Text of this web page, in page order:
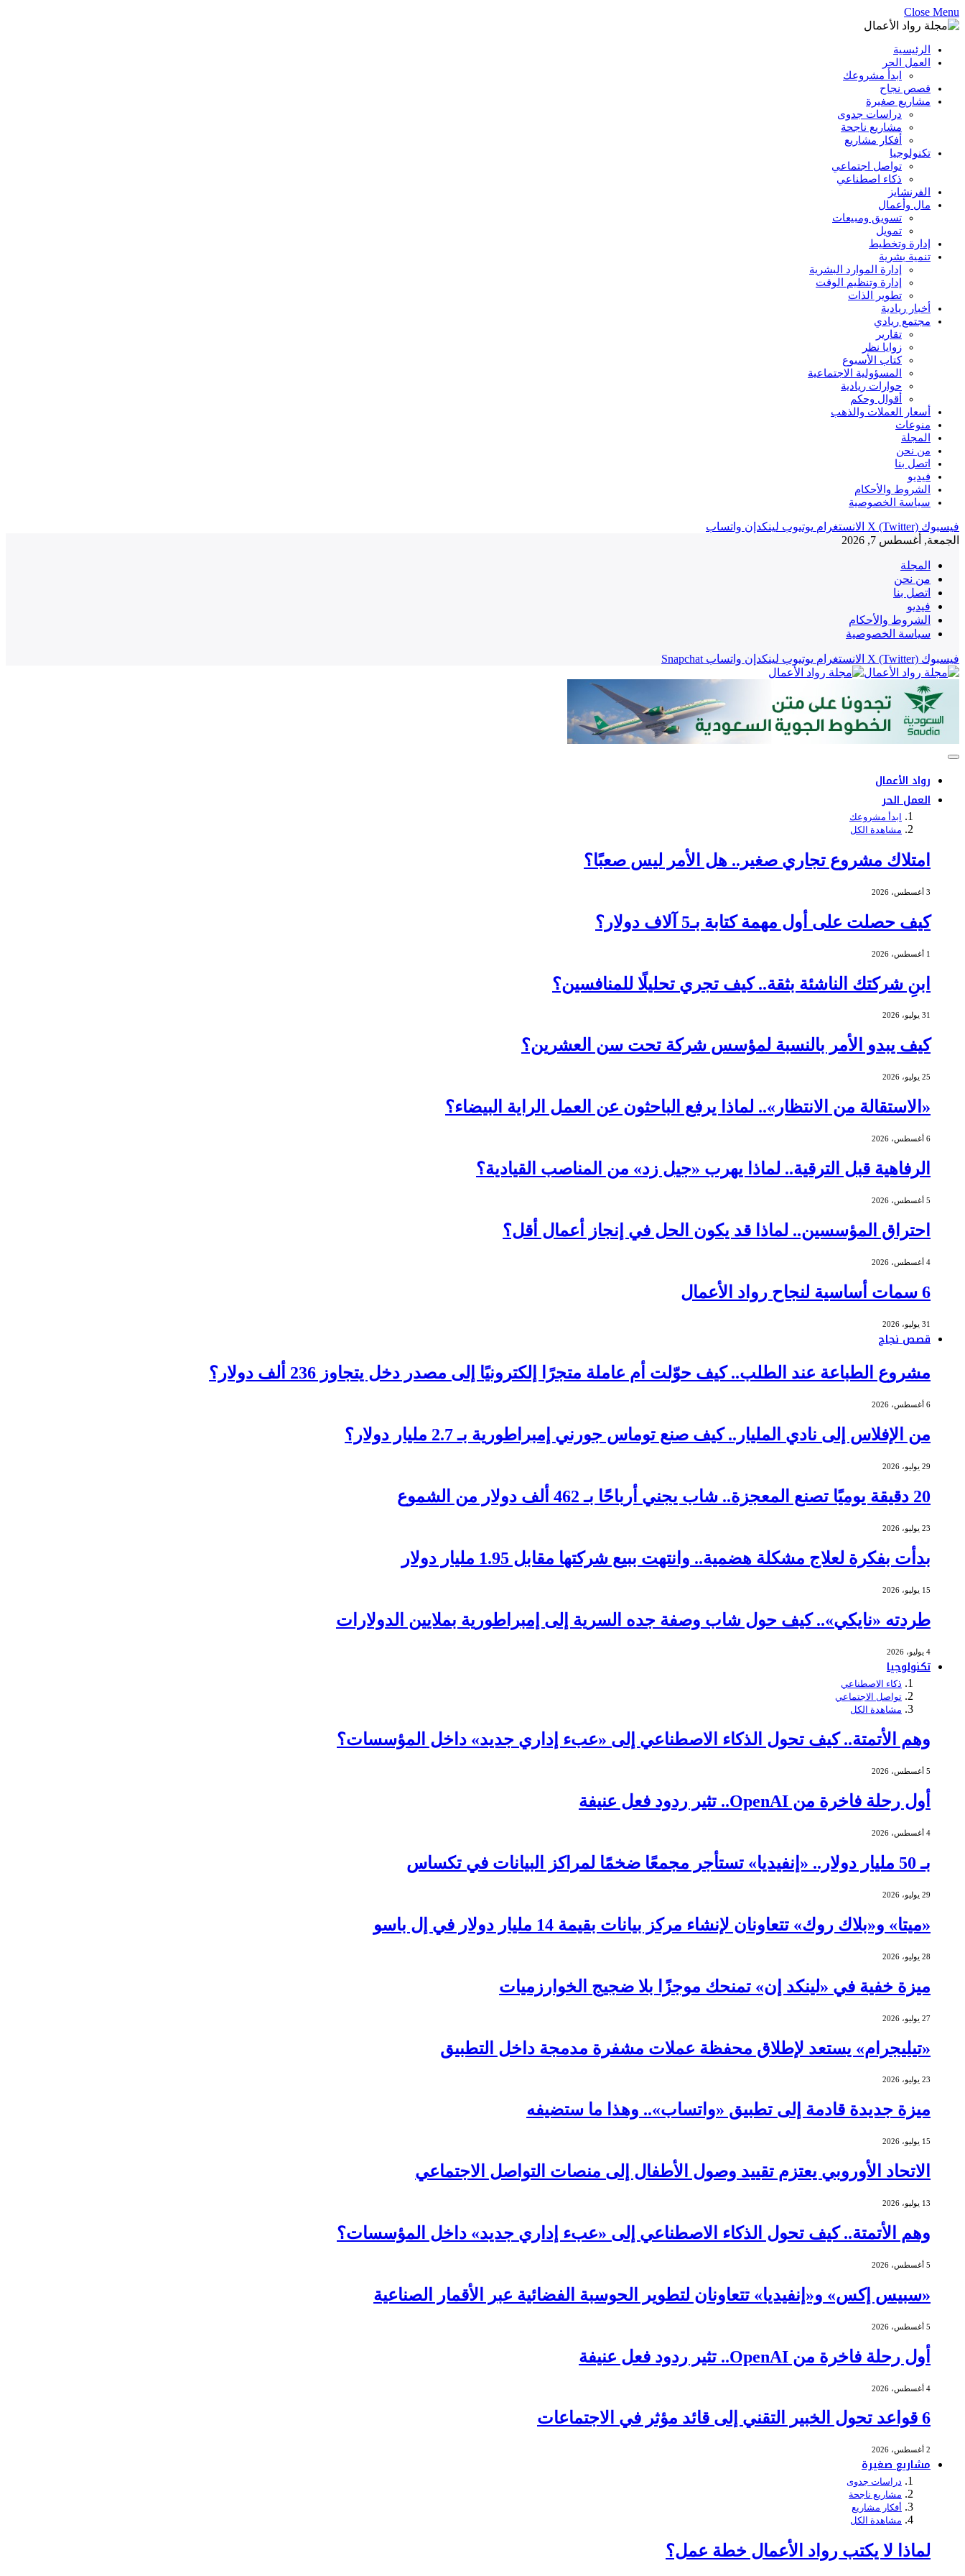
Close Menu
الرئيسية
العمل الحر
ابدأ مشروعك
قصص نجاح
مشاريع صغيرة
دراسات جدوى
مشاريع ناجحة
أفكار مشاريع
تكنولوجيا
تواصل اجتماعي
ذكاء اصطناعي
الفرنشايز
مال وأعمال
تسويق ومبيعات
تمويل
إدارة وتخطيط
تنمية بشرية
إدارة الموارد البشرية
إدارة وتنظيم الوقت
تطوير الذات
أخبار ريادية
مجتمع ريادي
تقارير
زوايا نظر
كتاب الأسبوع
المسؤولية الاجتماعية
حوارات ريادية
أقوال وحكم
أسعار العملات والذهب
منوعات
المجلة
من نحن
اتصل بنا
فيديو
الشروط والأحكام
سياسة الخصوصية
فيسبوك X (Twitter) الانستغرام يوتيوب لينكدإن واتساب
الجمعة, أغسطس 7, 2026
المجلة
من نحن
اتصل بنا
فيديو
الشروط والأحكام
سياسة الخصوصية
فيسبوك X (Twitter) الانستغرام يوتيوب لينكدإن واتساب Snapchat
رواد الأعمال
العمل الحر
ابدأ مشروعك
مشاهدة الكل
امتلاك مشروع تجاري صغير.. هل الأمر ليس صعبًا؟
3 أغسطس، 2026
كيف حصلت على أول مهمة كتابة بـ5 آلاف دولار؟
1 أغسطس، 2026
ابنِ شركتك الناشئة بثقة.. كيف تجري تحليلًا للمنافسين؟
31 يوليو، 2026
كيف يبدو الأمر بالنسبة لمؤسس شركة تحت سن العشرين؟
25 يوليو، 2026
«الاستقالة من الانتظار».. لماذا يرفع الباحثون عن العمل الراية البيضاء؟
6 أغسطس، 2026
الرفاهية قبل الترقية.. لماذا يهرب «جيل زد» من المناصب القيادية؟
5 أغسطس، 2026
احتراق المؤسسين.. لماذا قد يكون الحل في إنجاز أعمال أقل؟
4 أغسطس، 2026
6 سمات أساسية لنجاح رواد الأعمال
31 يوليو، 2026
قصص نجاح
مشروع الطباعة عند الطلب.. كيف حوّلت أم عاملة متجرًا إلكترونيًا إلى مصدر دخل يتجاوز 236 ألف دولار؟
6 أغسطس، 2026
من الإفلاس إلى نادي المليار.. كيف صنع توماس جورني إمبراطورية بـ 2.7 مليار دولار؟
29 يوليو، 2026
20 دقيقة يوميًا تصنع المعجزة.. شاب يجني أرباحًا بـ 462 ألف دولار من الشموع
23 يوليو، 2026
بدأت بفكرة لعلاج مشكلة هضمية.. وانتهت ببيع شركتها مقابل 1.95 مليار دولار
15 يوليو، 2026
طردته «نايكي».. كيف حول شاب وصفة جده السرية إلى إمبراطورية بملايين الدولارات
4 يوليو، 2026
تكنولوجيا
ذكاء الاصطناعي
تواصل الاجتماعي
مشاهدة الكل
وهم الأتمتة.. كيف تحول الذكاء الاصطناعي إلى «عبء إداري جديد» داخل المؤسسات؟
5 أغسطس، 2026
أول رحلة فاخرة من OpenAI.. تثير ردود فعل عنيفة
4 أغسطس، 2026
بـ 50 مليار دولار.. «إنفيديا» تستأجر مجمعًا ضخمًا لمراكز البيانات في تكساس
29 يوليو، 2026
«ميتا» و«بلاك روك» تتعاونان لإنشاء مركز بيانات بقيمة 14 مليار دولار في إل باسو
28 يوليو، 2026
ميزة خفية في «لينكد إن» تمنحك موجزًا بلا ضجيج الخوارزميات
27 يوليو، 2026
«تيليجرام» يستعد لإطلاق محفظة عملات مشفرة مدمجة داخل التطبيق
23 يوليو، 2026
ميزة جديدة قادمة إلى تطبيق «واتساب».. وهذا ما ستضيفه
15 يوليو، 2026
الاتحاد الأوروبي يعتزم تقييد وصول الأطفال إلى منصات التواصل الاجتماعي
13 يوليو، 2026
وهم الأتمتة.. كيف تحول الذكاء الاصطناعي إلى «عبء إداري جديد» داخل المؤسسات؟
5 أغسطس، 2026
«سبيس إكس» و«إنفيديا» تتعاونان لتطوير الحوسبة الفضائية عبر الأقمار الصناعية
5 أغسطس، 2026
أول رحلة فاخرة من OpenAI.. تثير ردود فعل عنيفة
4 أغسطس، 2026
6 قواعد تحول الخبير التقني إلى قائد مؤثر في الاجتماعات
2 أغسطس، 2026
مشاريع صغيرة
دراسات جدوى
مشاريع ناجحة
أفكار مشاريع
مشاهدة الكل
لماذا لا يكتب رواد الأعمال خطة عمل؟